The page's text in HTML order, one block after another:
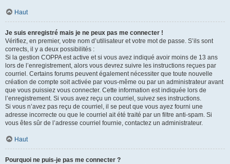
Haut
Je suis enregistré mais je ne peux pas me connecter !
Vérifiez, en premier, votre nom d’utilisateur et votre mot de passe. S’ils sont
corrects, il y a deux possibilités :
Si la gestion COPPA est active et si vous avez indiqué avoir moins de 13 ans
lors de l’enregistrement, alors vous devrez suivre les instructions reçues par
courriel. Certains forums peuvent également nécessiter que toute nouvelle
création de compte soit activée par vous-même ou par un administrateur avant
que vous puissiez vous connecter. Cette information est indiquée lors de
l’enregistrement. Si vous avez reçu un courriel, suivez ses instructions.
Si vous n’avez pas reçu de courriel, il se peut que vous ayez fourni une
adresse incorrecte ou que le courriel ait été traité par un filtre anti-spam. Si
vous êtes sûr de l’adresse courriel fournie, contactez un administrateur.
Haut
Pourquoi ne puis-je pas me connecter ?